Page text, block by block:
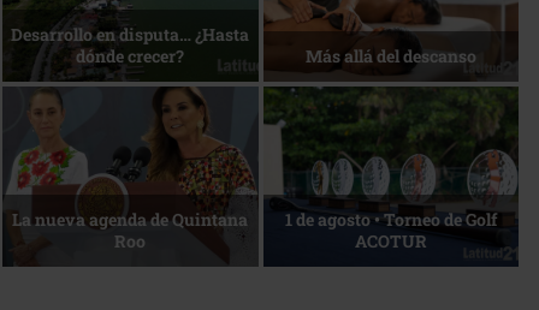
Bottega, un viaje servido a la
mesa
Energía que Impulsa la
competitividad
Reconocimiento de viajeros La esencia del servicio